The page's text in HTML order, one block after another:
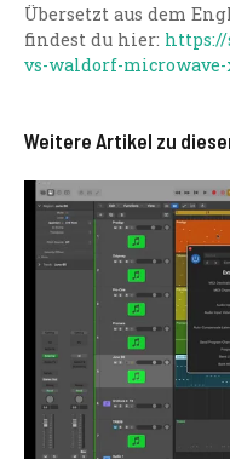
Übersetzt aus dem
findest du hier:
vs-waldorf-
Weitere Artikel zu